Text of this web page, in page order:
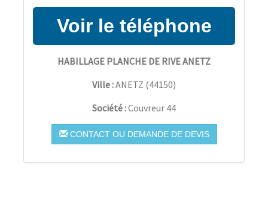
HABILLAGE PLANCHE DE RIVE ANETZ
Ville :ANETZ (44150)
Société :Couvreur 44
CONTACT OU DEMANDE DE DEVIS